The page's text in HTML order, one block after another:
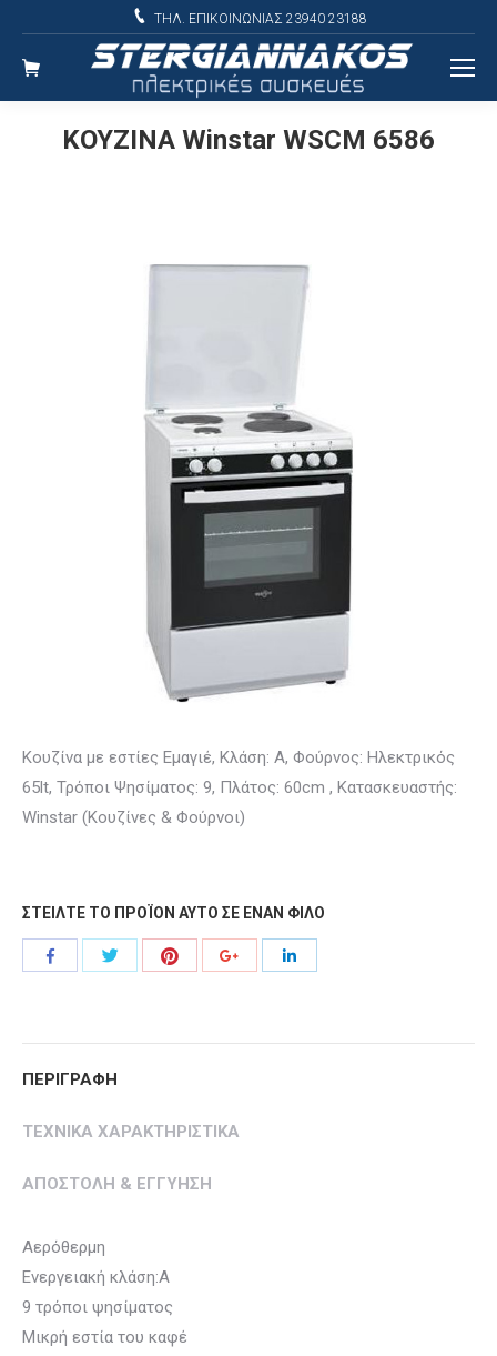
ΤΗΛ. ΕΠΙΚΟΙΝΩΝΙΑΣ 23940 23188
ΚΟΥΖΙΝΑ Winstar WSCM 6586
Kουζίνα με εστίες Εμαγιέ, Κλάση: A, Φούρνος: Ηλεκτρικός
65lt, Τρόποι Ψησίματος: 9, Πλάτος: 60cm , Κατασκευαστής:
Winstar (Κουζίνες & Φούρνοι)
ΣΤΕΙΛΤΕ ΤΟ ΠΡΟΪΟΝ ΑΥΤΟ ΣΕ ΕΝΑΝ ΦΙΛΟ
Share
Share
Share
Share
ΠΕΡΙΓΡΑΦΗ
ΤΕΧΝΙΚΑ ΧΑΡΑΚΤΗΡΙΣΤΙΚΑ
ΑΠΟΣΤΟΛΗ & ΕΓΓΥΗΣΗ
Αερόθερμη
Ενεργειακή κλάση:Α
9 τρόποι ψησίματος
Μικρή εστία του καφέ